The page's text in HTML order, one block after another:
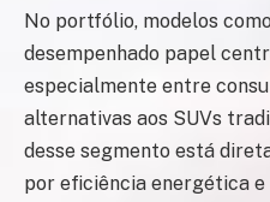
No portfólio, modelos
desempenhado papel
especialmente entre
alternativas aos SUVs
desse segmento está
por eficiência energética